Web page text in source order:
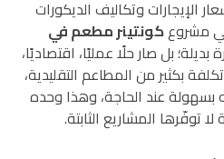
الإيجارات وتكاليف الديكورات
في مشروعكونتينر مطعم في
بل صار حلًا عمليًا، اقتصاديًا،
بكثير من المطاعم التقليدية،
بسهولة عند الحاجة، وهذا وحده
توفّرها المشاريع الثابتة.